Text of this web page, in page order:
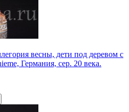
весны, дети под деревом с
Германия, сер. 20 века.